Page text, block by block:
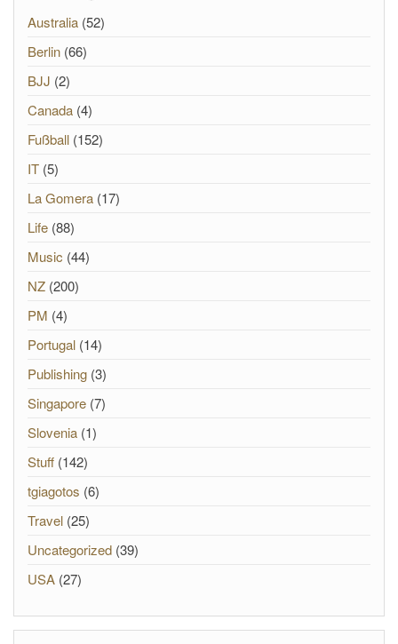
Australia (52)
Berlin (66)
BJJ (2)
Canada (4)
Fußball (152)
IT (5)
La Gomera (17)
Life (88)
Music (44)
NZ (200)
PM (4)
Portugal (14)
Publishing (3)
Singapore (7)
Slovenia (1)
Stuff (142)
tgiagotos (6)
Travel (25)
Uncategorized (39)
USA (27)